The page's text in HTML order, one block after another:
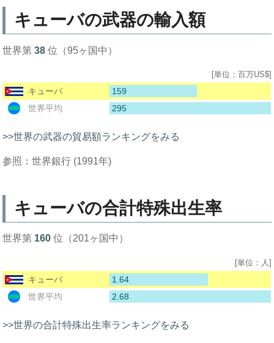
キューバの武器の輸入額
世界第38 位（95ヶ国中）
[単位：百万US$]
キューバ
159
世界平均
295
>>世界の武器の貿易額ランキングをみる
参照：世界銀行 (1991年)
キューバの合計特殊出生率
世界第 160 位（201ヶ国中）
[単位：人]
キューバ
1.64
世界平均
2.68
>>世界の合計特殊出生率ランキングをみる